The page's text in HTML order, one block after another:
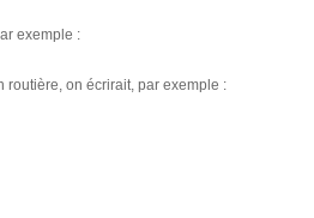
exemple :
on écrirait, par exemple :